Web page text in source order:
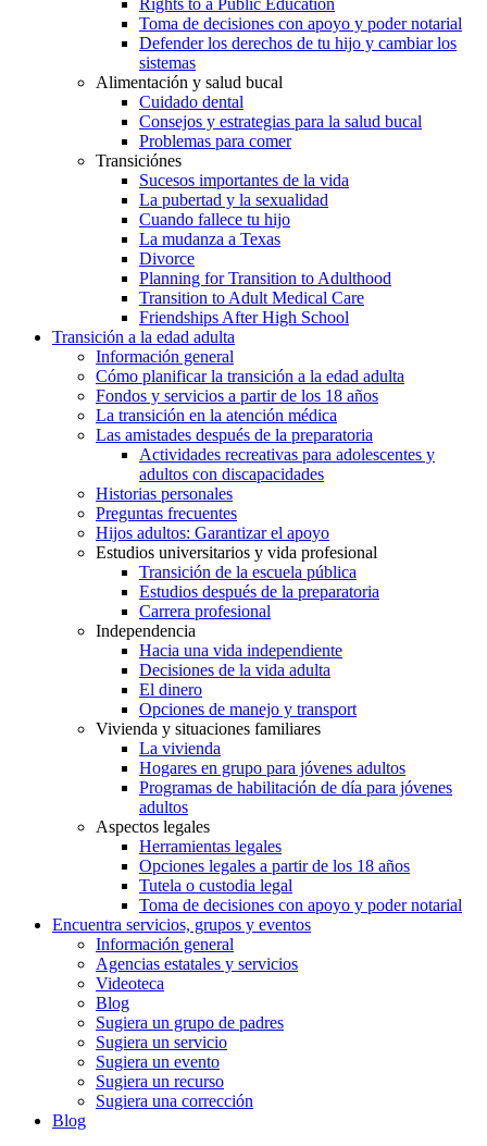
Toma de decisiones con apoyo y poder notarial
Defender los derechos de tu hijo y cambiar los
sistemas
Alimentación y salud bucal
Cuidado dental
Consejos y estrategias para la salud bucal
Problemas para comer
Transiciónes
Sucesos importantes de la vida
La pubertad y la sexualidad
Cuando fallece tu hijo
La mudanza a Texas
Divorce
Planning for Transition to Adulthood
Transition to Adult Medical Care
Friendships After High School
Transición a la edad adulta
Información general
Cómo planificar la transición a la edad adulta
Fondos y servicios a partir de los 18 años
La transición en la atención médica
Las amistades después de la preparatoria
Actividades recreativas para adolescentes y
adultos con discapacidades
Historias personales
Preguntas frecuentes
Hijos adultos: Garantizar el apoyo
Estudios universitarios y vida profesional
Transición de la escuela pública
Estudios después de la preparatoria
Carrera profesional
Independencia
Hacia una vida independiente
Decisiones de la vida adulta
El dinero
Opciones de manejo y transport
Vivienda y situaciones familiares
La vivienda
Hogares en grupo para jóvenes adultos
Programas de habilitación de día para jóvenes
adultos
Aspectos legales
Herramientas legales
Opciones legales a partir de los 18 años
Tutela o custodia legal
Toma de decisiones con apoyo y poder notarial
Encuentra servicios, grupos y eventos
Información general
Agencias estatales y servicios
Videoteca
Blog
Sugiera un grupo de padres
Sugiera un servicio
Sugiera un evento
Sugiera un recurso
Sugiera una corrección
Blog